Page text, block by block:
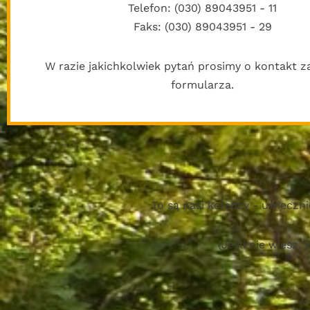
Telefon: (030) 89043951 - 11
Faks: (030) 89043951 - 29
W razie jakichkolwiek pytań prosimy o kontakt
formularza.
To są nasi koledzy -
(Jeśli nie wiesz,